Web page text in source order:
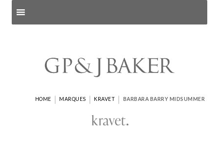
HOME | MARQUES | KRAVET | BARBARA BARRY MIDSUMMER